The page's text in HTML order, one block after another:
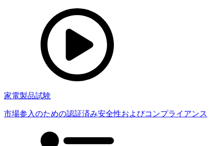
家電製品試験
市場参入のための認証済み安全性およびコンプライアンス